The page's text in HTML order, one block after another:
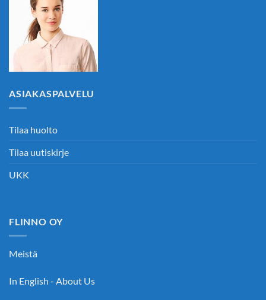
ASIAKASPALVELU
Tilaa huolto
Tilaa uutiskirje
UKK
FLINNO OY
Meistä
In English - About Us